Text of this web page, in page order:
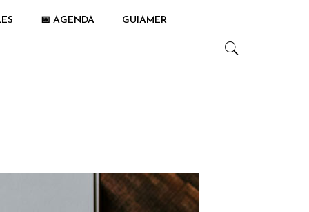
📅 AGENDA GUIAMER